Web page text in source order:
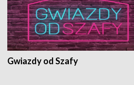
Gwiazdy od Szafy